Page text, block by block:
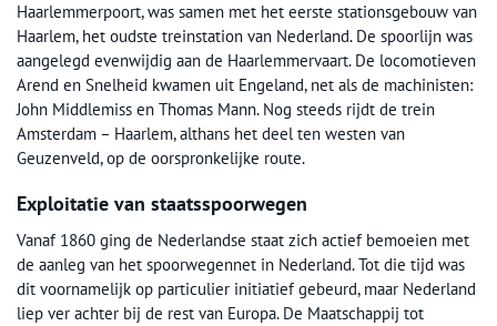
Haarlemmerpoort, was samen met het eerste stationsgebouw van
Haarlem, het oudste treinstation van Nederland. De spoorlijn was
aangelegd evenwijdig aan de Haarlemmervaart. De locomotieven
Arend en Snelheid kwamen uit Engeland, net als de machinisten:
John Middlemiss en Thomas Mann. Nog steeds rijdt de trein
Amsterdam – Haarlem, althans het deel ten westen van
Geuzenveld, op de oorspronkelijke route.
Exploitatie van staatsspoorwegen
Vanaf 1860 ging de Nederlandse staat zich actief bemoeien met
de aanleg van het spoorwegennet in Nederland. Tot die tijd was
dit voornamelijk op particulier initiatief gebeurd, maar Nederland
liep ver achter bij de rest van Europa. De Maatschappij tot